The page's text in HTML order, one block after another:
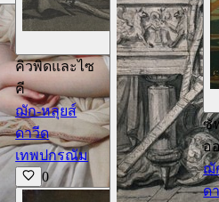
คิวพิดและไซ
คี
ฌัก-หลุยส์
ดาวีด
เทพปกรณัม
0
ซั
อ
ฌั
ด